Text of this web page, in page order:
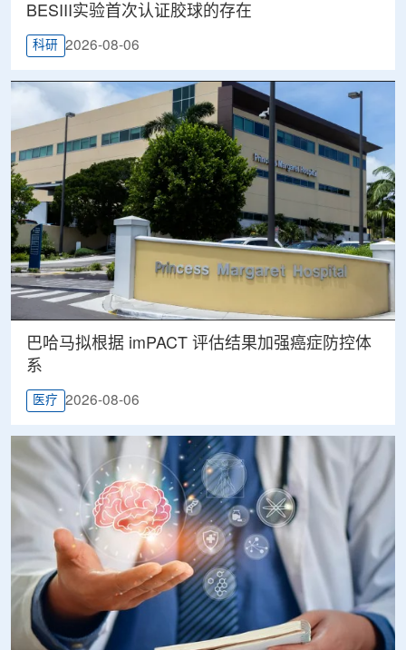
BESIII实验首次认证胶球的存在
科研 2026-08-06
巴哈马拟根据 imPACT 评估结果加强癌症防控体
系
医疗 2026-08-06